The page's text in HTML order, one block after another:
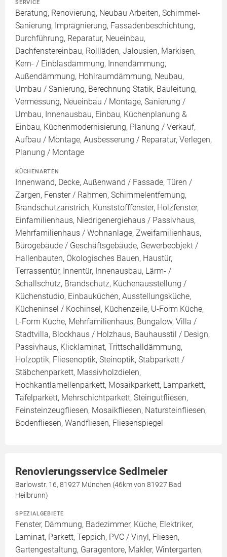
SERVICE
Beratung, Renovierung, Neubau Arbeiten, Schimmel-
Sanierung, Imprägnierung, Fassadenbeschichtung,
Durchführung, Reparatur, Neueinbau,
Dachfenstereinbau, Rollläden, Jalousien, Markisen,
Kern- / Einblasdämmung, Innendämmung,
Außendämmung, Hohlraumdämmung, Neubau,
Umbau / Sanierung, Berechnung Statik, Bauleitung,
Vermessung, Neueinbau / Montage, Sanierung /
Umbau, Innenausbau, Einbau, Küchenplanung &
Einbau, Küchenmodernisierung, Planung / Verkauf,
Aufbau / Montage, Ausbesserung / Reparatur, Verlegen,
Planung / Montage
KÜCHENARTEN
Innenwand, Decke, Außenwand / Fassade, Türen /
Zargen, Fenster / Rahmen, Schimmelentfernung,
Brandschutzanstrich, Kunststofffenster, Holzfenster,
Einfamilienhaus, Niedrigenergiehaus / Passivhaus,
Mehrfamilienhaus / Wohnanlage, Zweifamilienhaus,
Bürogebäude / Geschäftsgebäude, Gewerbeobjekt /
Hallenbauten, Ökologisches Bauen, Haustür,
Terrassentür, Innentür, Innenausbau, Lärm- /
Schallschutz, Brandschutz, Küchenausstellung /
Küchenstudio, Einbauküchen, Ausstellungsküche,
Kücheninsel / Kochinsel, Küchenzeile, U-Form Küche,
L-Form Küche, Mehrfamilienhaus, Bungalow, Villa /
Stadtvilla, Blockhaus / Holzhaus, Bauhausstil / Design,
Passivhaus, Klicklaminat, Trittschalldämmung,
Holzoptik, Fliesenoptik, Steinoptik, Stabparkett /
Stäbchenparkett, Massivholzdielen,
Hochkantlamellenparkett, Mosaikparkett, Lamparkett,
Tafelparkett, Mehrschichtparkett, Steingutfliesen,
Feinsteinzeugfliesen, Mosaikfliesen, Natursteinfliesen,
Bodenfliesen, Wandfliesen, Fliesenspiegel
Renovierungsservice Sedlmeier
Barlowstr. 16, 81927 München (46km von 81927 Bad
Heilbrunn)
SPEZIALGEBIETE
Fenster, Dämmung, Badezimmer, Küche, Elektriker,
Laminat, Parkett, Teppich, PVC / Vinyl, Fliesen,
Gartengestaltung, Garagentore, Makler, Wintergarten,